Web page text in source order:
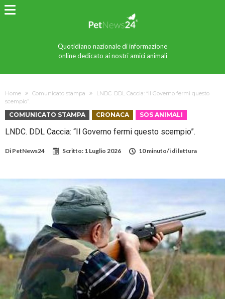
Quotidiano nazionale di informazione
online dedicato ai nostri amici animali
Home Comunicato stampa
LNDC. DDL Caccia: “Il Governo fermi questo
scempio”.
COMUNICATO STAMPA CRONACA SOS ANIMALI
LNDC. DDL Caccia: “Il Governo fermi questo scempio”.
Di PetNews24 Scritto: 1 Luglio 2026 10 minuto/i di lettura